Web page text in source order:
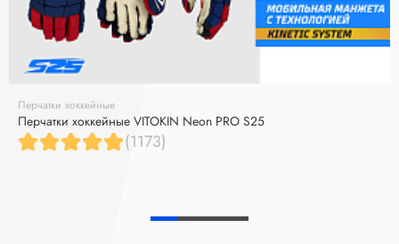
Перчатки хоккейные
Перчатки хоккейные VITOKIN Neon PRO S25
(1173)